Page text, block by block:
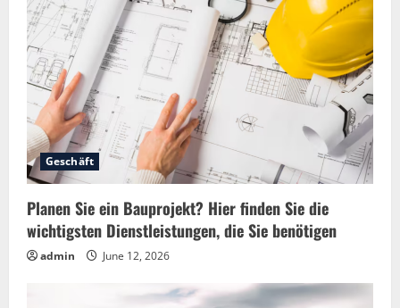
Geschäft
Planen Sie ein Bauprojekt? Hier finden Sie die
wichtigsten Dienstleistungen, die Sie benötigen
admin June 12, 2026